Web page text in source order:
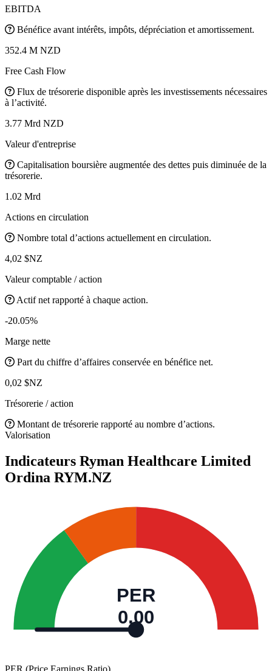
EBITDA
Bénéfice avant intérêts, impôts, dépréciation et amortissement.
352.4 M NZD
Free Cash Flow
Flux de trésorerie disponible après les investissements nécessaires
à l’activité.
3.77 Mrd NZD
Valeur d'entreprise
Capitalisation boursière augmentée des dettes puis diminuée de la
trésorerie.
1.02 Mrd
Actions en circulation
Nombre total d’actions actuellement en circulation.
4,02 $NZ
Valeur comptable / action
Actif net rapporté à chaque action.
-20.05%
Marge nette
Part du chiffre d’affaires conservée en bénéfice net.
0,02 $NZ
Trésorerie / action
Montant de trésorerie rapporté au nombre d’actions.
Valorisation
Indicateurs Ryman Healthcare Limited
Ordina RYM.NZ
PER
0,00
PER (Price Earnings Ratio)